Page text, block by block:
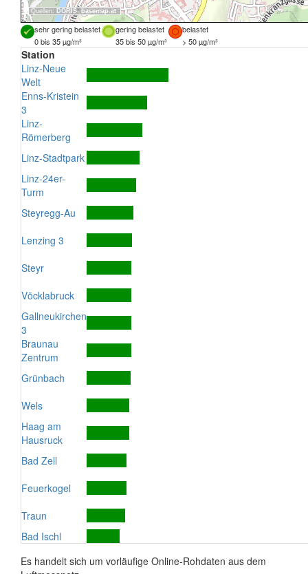
Quellen: DORIS, basemap.at
sehr gering belastet gering belastet
belastet
0 bis 35 µg/m³
35 bis 50 µg/m³ > 50 µg/m³
Station
Linz-Neue
Welt
Enns-Kristein
3
Linz-
Römerberg
Linz-Stadtpark
Linz-24er-
Turm
Steyregg-Au
Lenzing 3
Steyr
Vöcklabruck
Gallneukirchen
3
Braunau
Zentrum
Grünbach
Wels
Haag am
Hausruck
Bad Zell
Feuerkogel
Traun
Bad Ischl
Es handelt sich um vorläufige Online-Rohdaten aus dem